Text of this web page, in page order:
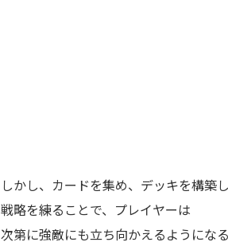
しかし、カードを集め、デッキを構築し
戦略を練ることで、プレイヤーは
次第に強敵にも立ち向かえるようになる